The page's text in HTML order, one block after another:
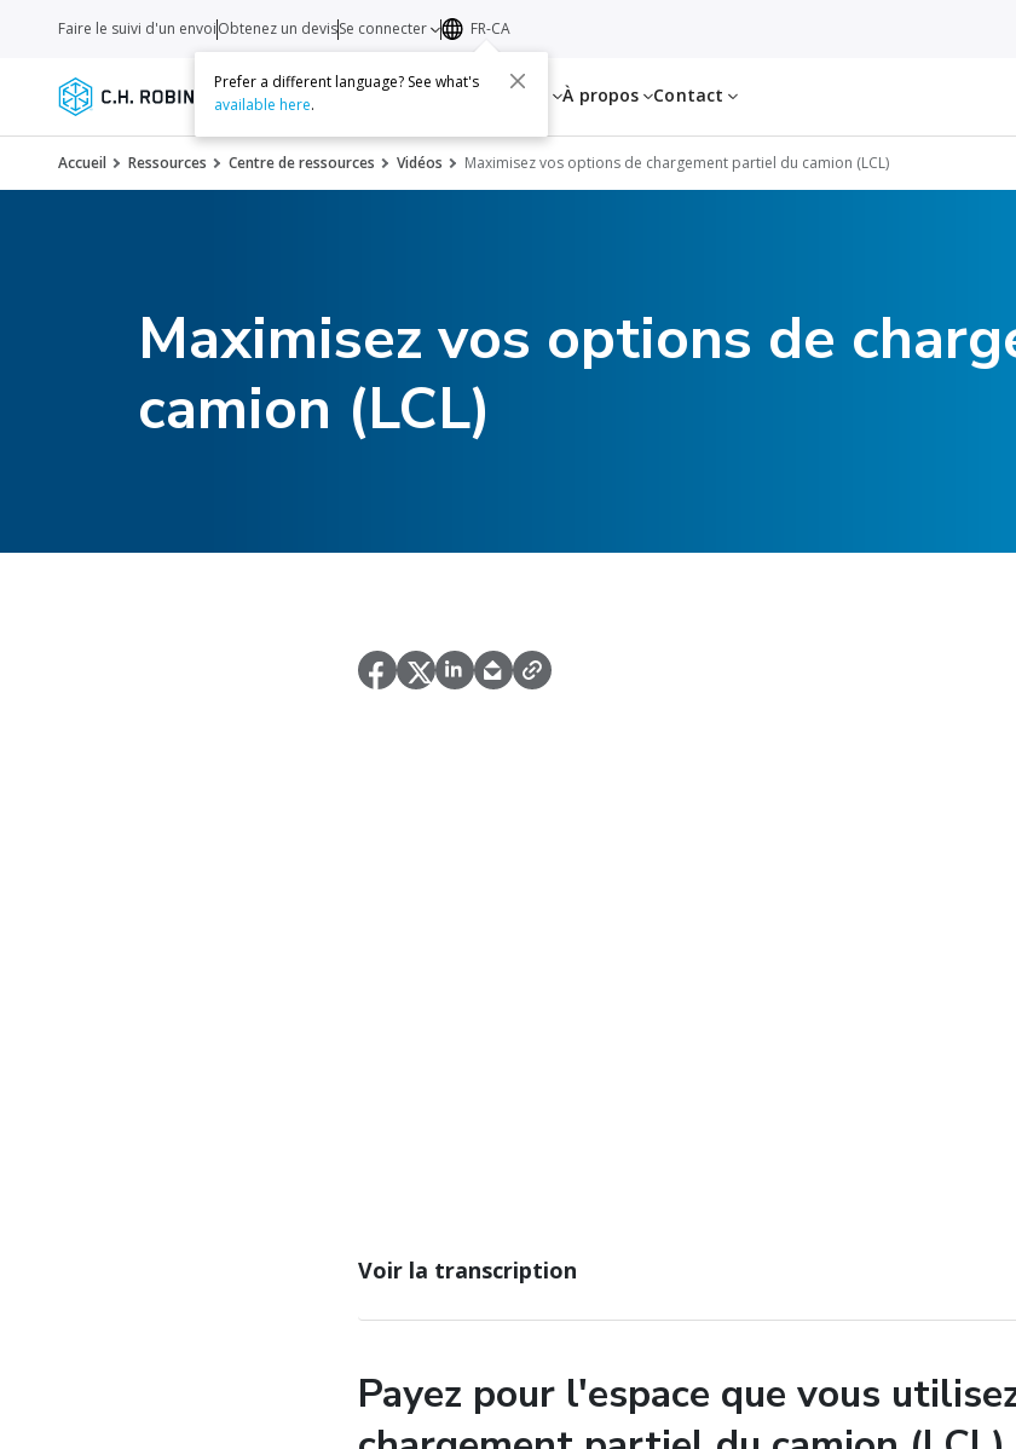
Services Transporteurs Ressources À propos Contact
Faire le suivi d'un envoiObtenez un devisSe connecter FR-CA
Prefer a different language? See what's
available here.
Accueil Ressources Centre de ressources Vidéos Maximisez vos options de chargement partiel du camion (LCL)
Maximisez vos options de
camion (LCL)
Voir la transcription
Payez pour l'espace que vous